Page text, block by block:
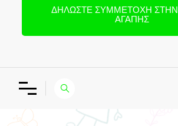
ΔΗΛΏΣΤΕ ΣΥΜΜΕΤΟΧΉ
ΑΓΆΠΗΣ